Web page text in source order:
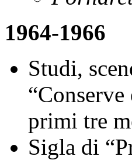
1964-1966
Studi,
primi tre
Sigla di